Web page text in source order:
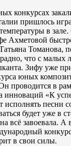
конкурсах
пришлось
в зале.
Ахметовой
Томанова,
что с малых
Зифу уже
юных
проводится в
инноваций «К
исполнять песни
будет уже в
всё завоевала.
в свои силы.